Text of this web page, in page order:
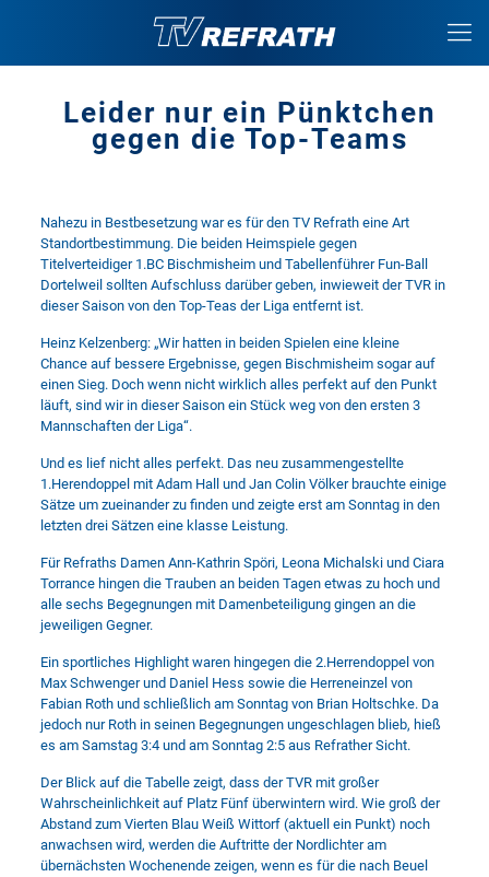
Leider nur ein Pünktchen
gegen die Top-Teams
Nahezu in Bestbesetzung war es für den TV Refrath eine Art
Standortbestimmung. Die beiden Heimspiele gegen
Titelverteidiger 1.BC Bischmisheim und Tabellenführer Fun-Ball
Dortelweil sollten Aufschluss darüber geben, inwieweit der TVR in
dieser Saison von den Top-Teas der Liga entfernt ist.
Heinz Kelzenberg: „Wir hatten in beiden Spielen eine kleine
Chance auf bessere Ergebnisse, gegen Bischmisheim sogar auf
einen Sieg. Doch wenn nicht wirklich alles perfekt auf den Punkt
läuft, sind wir in dieser Saison ein Stück weg von den ersten 3
Mannschaften der Liga“.
Und es lief nicht alles perfekt. Das neu zusammengestellte
1.Herendoppel mit Adam Hall und Jan Colin Völker brauchte einige
Sätze um zueinander zu finden und zeigte erst am Sonntag in den
letzten drei Sätzen eine klasse Leistung.
Für Refraths Damen Ann-Kathrin Spöri, Leona Michalski und Ciara
Torrance hingen die Trauben an beiden Tagen etwas zu hoch und
alle sechs Begegnungen mit Damenbeteiligung gingen an die
jeweiligen Gegner.
Ein sportliches Highlight waren hingegen die 2.Herrendoppel von
Max Schwenger und Daniel Hess sowie die Herreneinzel von
Fabian Roth und schließlich am Sonntag von Brian Holtschke. Da
jedoch nur Roth in seinen Begegnungen ungeschlagen blieb, hieß
es am Samstag 3:4 und am Sonntag 2:5 aus Refrather Sicht.
Der Blick auf die Tabelle zeigt, dass der TVR mit großer
Wahrscheinlichkeit auf Platz Fünf überwintern wird. Wie groß der
Abstand zum Vierten Blau Weiß Wittorf (aktuell ein Punkt) noch
anwachsen wird, werden die Auftritte der Nordlichter am
übernächsten Wochenende zeigen, wenn es für die nach Beuel